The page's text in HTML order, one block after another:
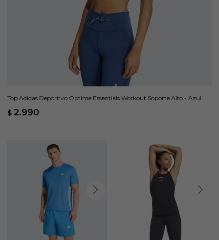
Top Adidas Deportivo Optime Essentials Workout Soporte Alto - Azul
$ 2.990